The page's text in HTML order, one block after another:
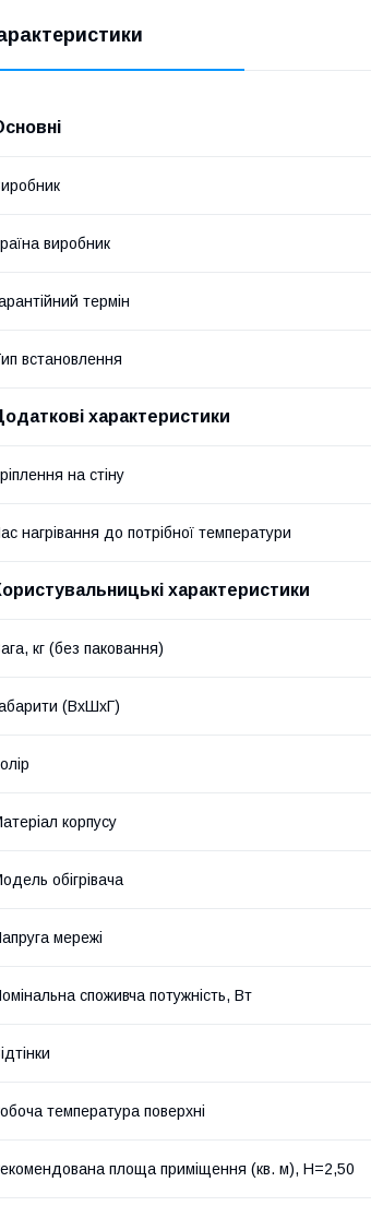
виробник
термін
встановлення
характеристики
на стіну
нагрівання до потрібної температури
характеристики
кг (без паковання)
(ВхШхГ)
корпусу
обігрівача
мережі
споживча потужність, Вт
температура поверхні
площа приміщення (кв. м), H=2,50